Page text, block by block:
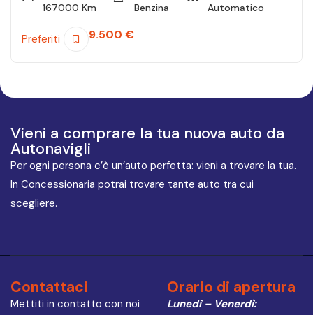
167000 Km
Benzina
Automatico
Preferiti 9.500 €
Vieni a comprare la tua nuova auto da
Autonavigli
Per ogni persona c’è un’auto perfetta: vieni a trovare la tua.
In Concessionaria potrai trovare tante auto tra cui
scegliere.
Contattaci
Mettiti in contatto con noi
Orario di apertura
Lunedì – Venerdì: